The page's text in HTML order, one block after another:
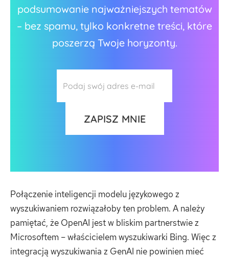
podsumowanie najważniejszych tematów
– bez spamu, tylko konkretne treści, które
poszerzą Twoje horyzonty.
Połączenie inteligencji modelu językowego z
wyszukiwaniem rozwiązałoby ten problem. A należy
pamiętać, że OpenAI jest w bliskim partnerstwie z
Microsoftem – właścicielem wyszukiwarki Bing. Więc z
integracją wyszukiwania z GenAI nie powinien mieć